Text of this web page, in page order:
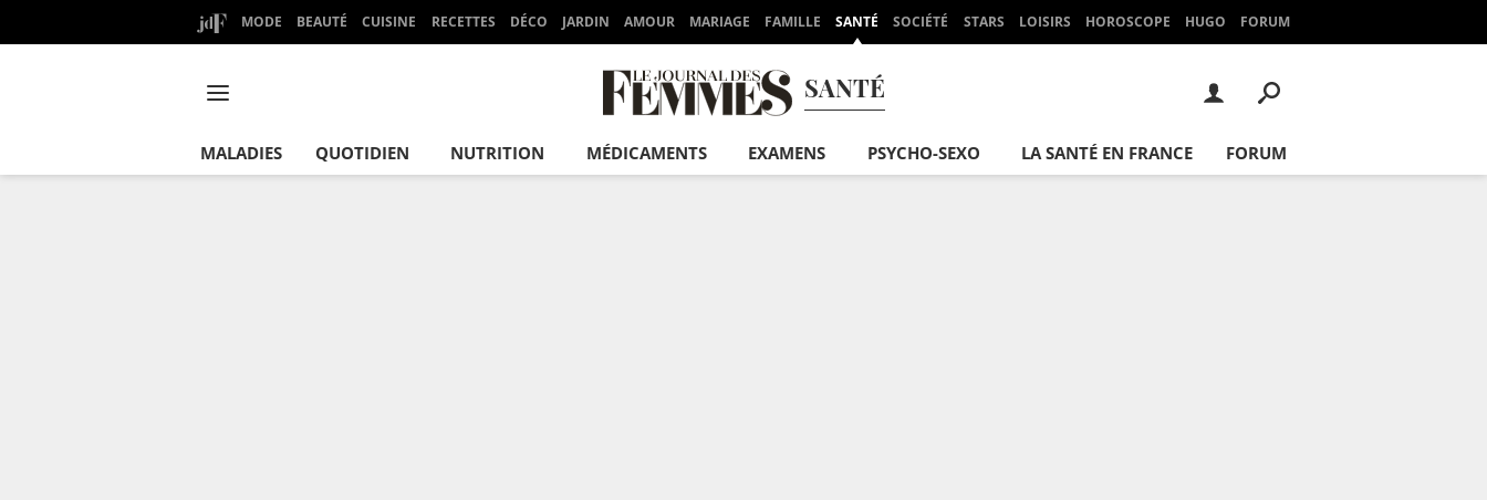
MODE BEAUTÉ CUISINE RECETTES DÉCO JARDIN AMOUR MARIAGE FAMILLE SANTÉ SOCIÉTÉ STARS LOISIRS HOROSCOPE HUGO FORUM
SANTÉ
MALADIES QUOTIDIEN NUTRITION MÉDICAMENTS EXAMENS PSYCHO-SEXO LA SANTÉ EN FRANCE FORUM